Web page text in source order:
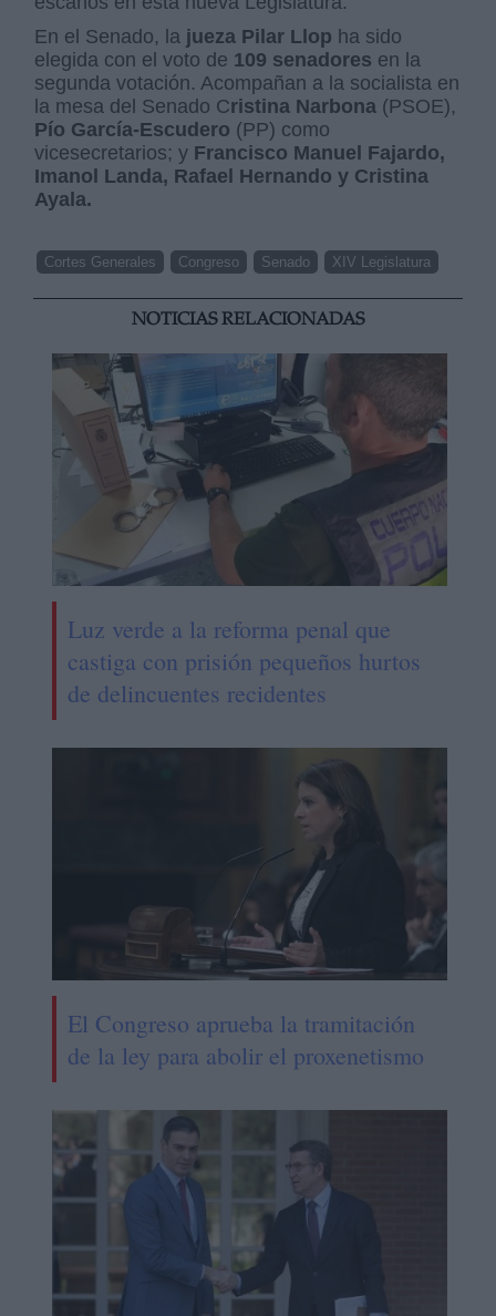
En el Senado, la jueza Pilar Llop ha sido
elegida con el voto de 109 senadores en la
segunda votación. Acompañan a la socialista en
la mesa del Senado Cristina Narbona (PSOE),
Pío García-Escudero (PP) como
vicesecretarios; y Francisco Manuel Fajardo,
Imanol Landa, Rafael Hernando y Cristina
Ayala.
Cortes Generales Congreso Senado XIV Legislatura
NOTICIAS RELACIONADAS
Luz verde a la reforma penal que
castiga con prisión pequeños hurtos
de delincuentes recidentes
El Congreso aprueba la tramitación
de la ley para abolir el proxenetismo